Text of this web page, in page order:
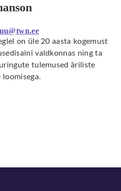
on üle 20 aasta kogemust
valdkonnas ning ta
tulemused äriliste
loomisega.